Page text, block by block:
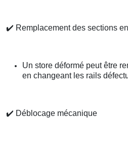
✔️ Remplacement des sections
Un store déformé peut être
en changeant les rails
✔️ Déblocage mécanique